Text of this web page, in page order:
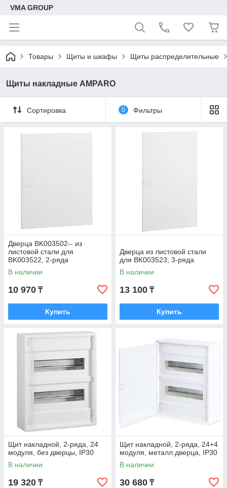
VMA GROUP
Товары Щиты и шкафы Щиты распределительные
Щиты накладные AMPARO
Сортировка 0 Фильтры
Дверца BK003502-- из
листовой стали для
BK003522, 2-ряда
В наличии
10 970 ₸
Купить
Дверца из листовой стали
для BK003523, 3-ряда
В наличии
13 100 ₸
Купить
Щит накладной, 2-ряда, 24
модуля, без дверцы, IP30
В наличии
19 320 ₸
Щит накладной, 2-ряда, 24+4
модуля, металл.дверца, IP30
В наличии
30 680 ₸